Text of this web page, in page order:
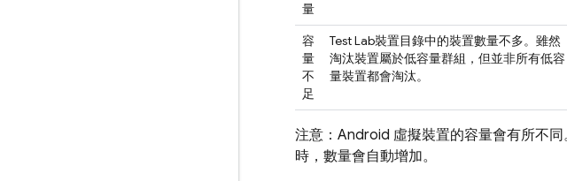
量
容
量
不
足
Test Lab裝置目錄中的裝置數量不多。雖然
淘汰裝置屬於低容量群組，但並非所有低容
量裝置都會淘汰。
注意：Android 虛擬裝置的容量會有所不
時，數量會自動增加。